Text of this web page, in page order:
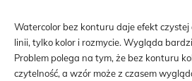
Watercolor bez konturu daje efekt
linii, tylko kolor i rozmycie. Wygląda
Problem polega na tym, że bez konturu
czytelność, a wzór może z czasem